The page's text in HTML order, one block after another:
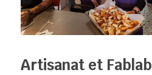
Artisanat et Fablab